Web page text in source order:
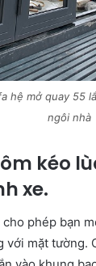
hệ mở quay 55
ngôi nhà
kéo
xe.
phép bạn
với mặt tường.